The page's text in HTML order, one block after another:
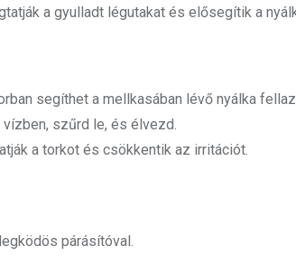
a gyulladt légutakat és elősegítik a
segíthet a mellkasában lévő nyálka
szűrd le, és élvezd.
a torkot és csökkentik az irritációt.
párásítóval.